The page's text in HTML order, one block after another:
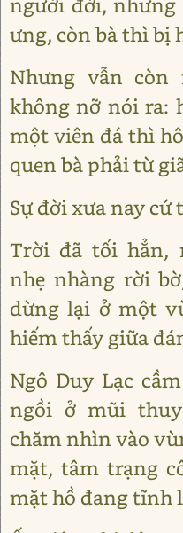
ưng, còn bà thì bị
Nhưng vẫn
không nỡ nói ra:
một viên đá thì
quen bà phải từ
Sự đời xưa nay
Trời đã tối hẳn,
nhẹ nhàng rời
dừng lại ở một
hiếm thấy giữa
Ngô Duy Lạc
ngồi ở mũi
chăm nhìn vào
mặt, tâm trạng
mặt hồ đang tĩnh